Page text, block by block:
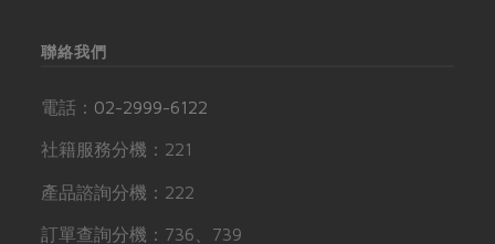
聯絡我們
電話： 02-2999-6122
社籍服務分機：221
產品諮詢分機：222
訂單查詢分機：736、739